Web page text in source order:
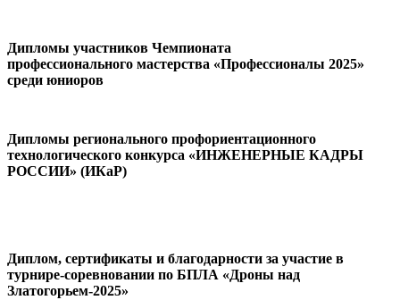
Дипломы участников Чемпионата
профессионального мастерства «Профессионалы 2025»
среди юниоров
Дипломы регионального профориентационного
технологического конкурса «ИНЖЕНЕРНЫЕ КАДРЫ
РОССИИ» (ИКаР)
Диплом, сертификаты и благодарности за участие в
турнире-соревновании по БПЛА «Дроны над
Златогорьем-2025»